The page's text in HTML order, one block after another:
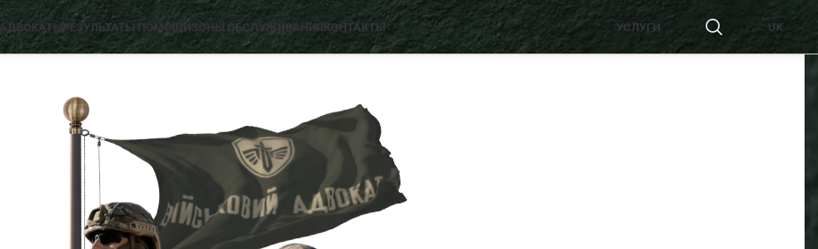
РЕЗУЛЬТАТЫ ПОМОЩИ ЗОНЫ ОБСЛУЖИВАНИЯ КОНТАКТЫ УСЛУГИ UK